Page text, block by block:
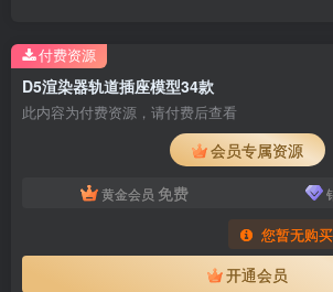
D5渲染器轨道插座模型34款
此内容为付费资源，请付费后查看
会员专属资源
黄金会员 免费
您暂无购
开通会员
付费资源